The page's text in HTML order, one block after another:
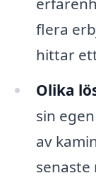
flera
hittar
Olika
sin
av